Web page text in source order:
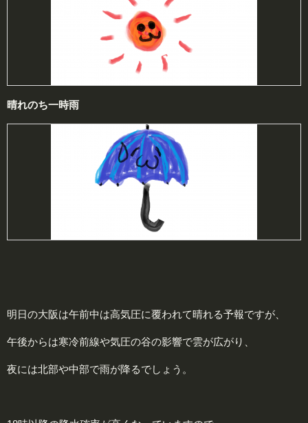
晴れのち一時雨
明日の大阪は午前中は高気圧に覆われて晴れる予報ですが、
午後からは寒冷前線や気圧の谷の影響で雲が広がり、
夜には北部や中部で雨が降るでしょう。